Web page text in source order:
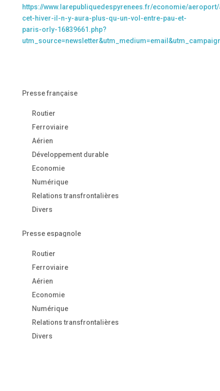
https://www.larepubliquedespyrenees.fr/economie/
cet-hiver-il-n-y-aura-plus-qu-un-vol-entre-pau-et-
paris-orly-16839661.php?
Presse française
Routier
Ferroviaire
Aérien
Développement durable
Economie
Numérique
Relations transfrontalières
Divers
Presse espagnole
Routier
Ferroviaire
Aérien
Economie
Numérique
Relations transfrontalières
Divers